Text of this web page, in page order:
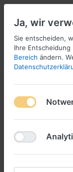
Menü Anmelden
Ja, wir
Sie entscheiden,
Ihre
Bereich ändern.